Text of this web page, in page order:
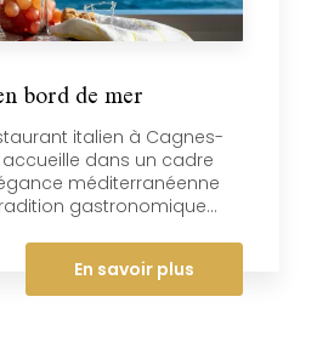
bord de mer
italien à Cagnes-
accueille dans un cadre
méditerranéenne
gastronomique...
En savoir plus